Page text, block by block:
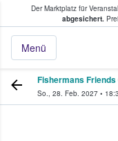
Der Marktplatz für
abgesichert.
Menü
Tickets
Fishermans Friends
So., 28. Feb. 2027 •